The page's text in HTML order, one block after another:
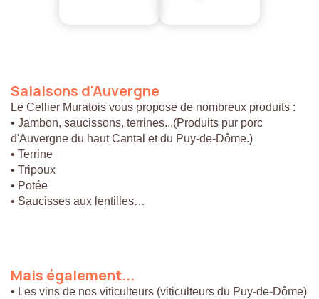
Salaisons d'Auvergne
Le Cellier Muratois vous propose de nombreux produits :
• Jambon, saucissons, terrines...(Produits pur porc
d'Auvergne du haut Cantal et du Puy-de-Dôme.)
• Terrine
• Tripoux
• Potée
• Saucisses aux lentilles…
Mais également...
• Les vins de nos viticulteurs (viticulteurs du Puy-de-Dôme)